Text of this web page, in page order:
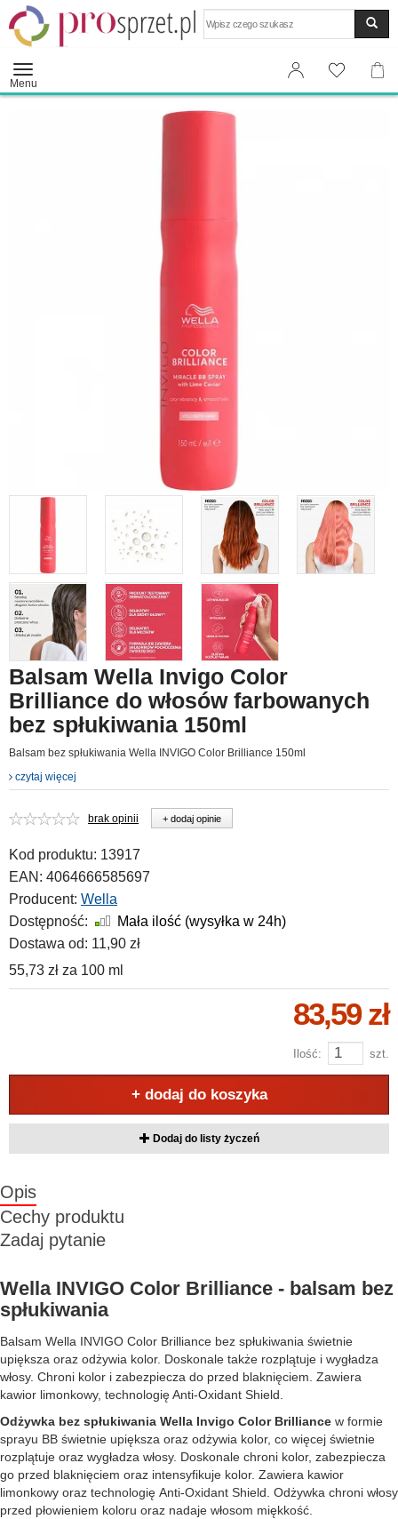
Menu
Balsam Wella Invigo Color
Brilliance do włosów farbowanych
bez spłukiwania 150ml
Balsam bez spłukiwania Wella INVIGO Color Brilliance 150ml
czytaj więcej
brak opinii + dodaj opinie
Kod produktu: 13917
EAN: 4064666585697
Producent: Wella
Dostępność:
Mała ilość (wysyłka w 24h)
Dostawa od: 11,90 zł
55,73 zł za 100 ml
83,59 zł
Ilość: szt.
+ dodaj do koszyka
Dodaj do listy życzeń
Opis
Cechy produktu
Zadaj pytanie
Wella INVIGO Color Brilliance - balsam bez
spłukiwania
Balsam Wella INVIGO Color Brilliance bez spłukiwania świetnie
upiększa oraz odżywia kolor. Doskonale także rozplątuje i wygładza
włosy. Chroni kolor i zabezpiecza do przed blaknięciem. Zawiera
kawior limonkowy, technologię Anti-Oxidant Shield.
Odżywka bez spłukiwania Wella Invigo Color Brilliance w formie
sprayu BB świetnie upiększa oraz odżywia kolor, co więcej świetnie
rozplątuje oraz wygładza włosy. Doskonale chroni kolor, zabezpiecza
go przed blaknięciem oraz intensyfikuje kolor. Zawiera kawior
limonkowy oraz technologię Anti-Oxidant Shield. Odżywka chroni włosy
przed płowieniem koloru oraz nadaje włosom miękkość.